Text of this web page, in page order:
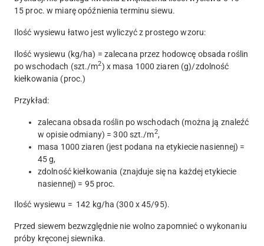
15 proc. w miarę opóźnienia terminu siewu.
Ilość wysiewu łatwo jest wyliczyć z prostego wzoru:
Ilość wysiewu (kg/ha) = zalecana przez hodowcę obsada roślin
po wschodach (szt./m2) x masa 1000 ziaren (g)/zdolność
kiełkowania (proc.)
Przykład:
zalecana obsada roślin po wschodach (można ją znaleźć
w opisie odmiany) = 300 szt./m2,
masa 1000 ziaren (jest podana na etykiecie nasiennej) =
45 g,
zdolność kiełkowania (znajduje się na każdej etykiecie
nasiennej) = 95 proc.
Ilość wysiewu = 142 kg/ha (300 x 45/95).
Przed siewem bezwzględnie nie wolno zapomnieć o wykonaniu
próby kręconej siewnika.